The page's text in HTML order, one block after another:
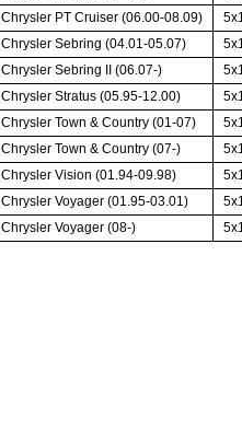
Chrysler PT Cruiser (06.00-08.09)
Chrysler Sebring (04.01-05.07)
Chrysler Sebring II (06.07-)
Chrysler Stratus (05.95-12.00)
Chrysler Town & Country (01-07)
Chrysler Town & Country (07-)
Chrysler Vision (01.94-09.98)
Chrysler Voyager (01.95-03.01)
Chrysler Voyager (08-)